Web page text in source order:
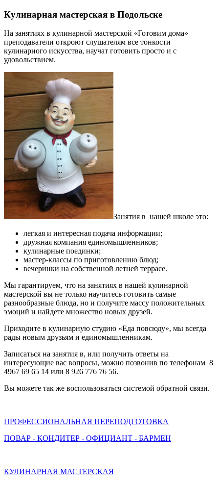
Кулинарная мастерская в Подольске
На занятиях в кулинарной мастерской «Готовим дома»
преподаватели откроют слушателям все тонкости
кулинарного искусства, научат готовить просто и с
удовольствием.
Занятия в нашей школе это:
легкая и интересная подача информации;
дружная компания единомышленников;
кулинарные поединки;
мастер-классы по приготовлению блюд;
вечеринки на собственной летней террасе.
Мы гарантируем, что на занятиях в нашей кулинарной
мастерской вы не только научитесь готовить самые
разнообразные блюда, но и получите массу положительных
эмоций и найдете множество новых друзей.
Приходите в кулинарную студию «Еда повсюду», мы всегда
рады новым друзьям и единомышленникам.
Записаться на занятия в, или получить ответы на
интересующие вас вопросы, можно позвонив по телефонам 8
4967 69 65 14 или 8 926 776 76 56.
Вы можете так же воспользоваться системой обратной связи.
ПРОФЕССИОНАЛЬНАЯ ПЕРЕПОДГОТОВКА
ПОВАР - КОНДИТЕР - ОФИЦИАНТ - БАРМЕН
КУЛИНАРНАЯ МАСТЕРСКАЯ